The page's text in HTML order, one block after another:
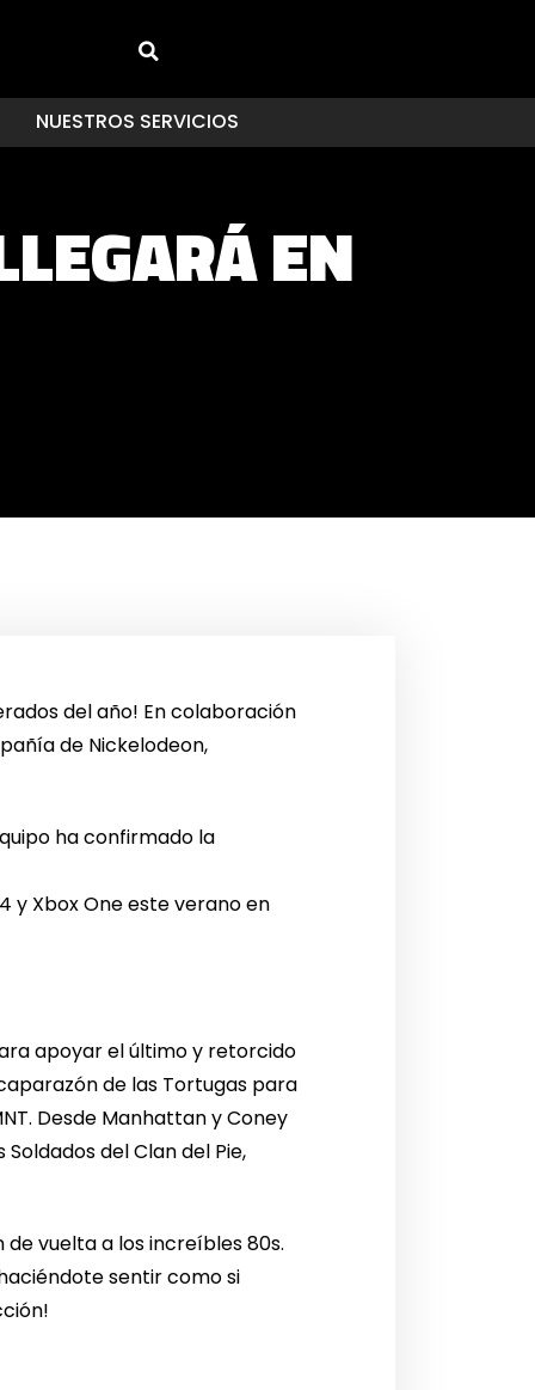
NUESTROS SERVICIOS
EN
del año! En colaboración
de Nickelodeon,
ha confirmado la
y Xbox One este verano en
apoyar el último y retorcido
de las Tortugas para
Desde Manhattan y Coney
del Clan del Pie,
vuelta a los increíbles 80s.
sentir como si